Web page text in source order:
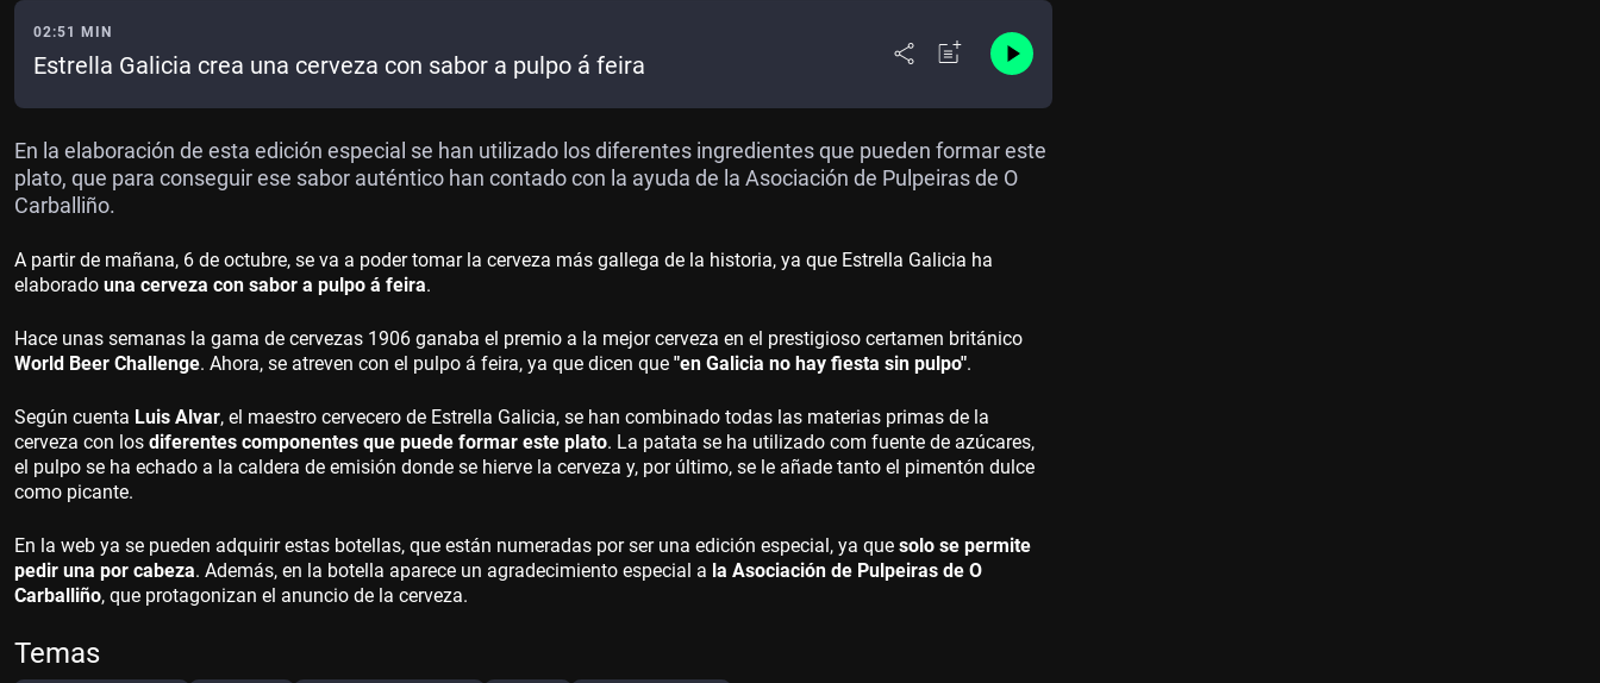
02:51 MIN
Estrella Galicia crea una cerveza con sabor a pulpo á feira
En la elaboración de esta edición especial se han utilizado los diferentes ingredientes que pueden formar este
plato, que para conseguir ese sabor auténtico han contado con la ayuda de la Asociación de Pulpeiras de O
Carballiño.
A partir de mañana, 6 de octubre, se va a poder tomar la cerveza más gallega de la historia, ya que Estrella Galicia ha
elaborado una cerveza con sabor a pulpo á feira.
Hace unas semanas la gama de cervezas 1906 ganaba el premio a la mejor cerveza en el prestigioso certamen británico
World Beer Challenge. Ahora, se atreven con el pulpo á feira, ya que dicen que "en Galicia no hay fiesta sin pulpo".
Según cuenta Luis Alvar, el maestro cervecero de Estrella Galicia, se han combinado todas las materias primas de la
cerveza con los diferentes componentes que puede formar este plato. La patata se ha utilizado com fuente de azúcares,
el pulpo se ha echado a la caldera de emisión donde se hierve la cerveza y, por último, se le añade tanto el pimentón dulce
como picante.
En la web ya se pueden adquirir estas botellas, que están numeradas por ser una edición especial, ya que solo se permite
pedir una por cabeza. Además, en la botella aparece un agradecimiento especial a la Asociación de Pulpeiras de O
Carballiño, que protagonizan el anuncio de la cerveza.
Temas